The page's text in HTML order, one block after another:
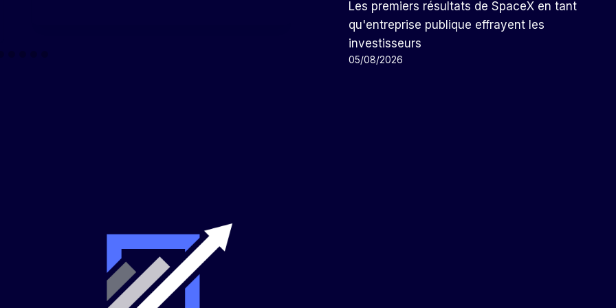
Les premiers résultats de SpaceX en tant
qu'entreprise publique effrayent les
investisseurs
05/08/2026